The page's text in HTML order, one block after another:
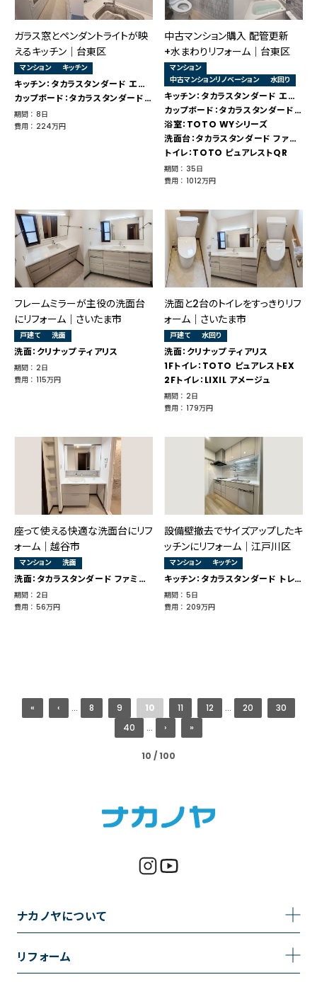
ガラス窓とペンダントライトが映
えるキッチン｜台東区
マンション キッチン
キッチン：タカラスタンダード エーデル
カップボード：タカラスタンダード エーデル
期間 ： 8日
費用 ： 224万円
中古マンション購入 配管更新
+水まわりリフォーム｜台東区
マンション
中古マンションリノベーション
水回り
キッチン：タカラスタンダード エーデル
カップボード：タカラスタンダード エーデル
浴室：TOTO WYシリーズ
洗面台：タカラスタンダード ファミーユ
トイレ：TOTO ピュアレストQR
期間 ： 35日
費用 ： 1012万円
フレームミラーが主役の洗面台
にリフォーム｜さいたま市
戸建て 洗面
洗面：クリナップ ティアリス
期間 ： 2日
費用 ： 115万円
洗面と2台のトイレをすっきりリフ
ォーム｜さいたま市
戸建て 水回り
洗面：クリナップ ティアリス
1Fトイレ：TOTO ピュアレストEX
2Fトイレ：LIXIL アメージュ
期間 ： 2日
費用 ： 179万円
座って使える快適な洗面台にリフ
ォーム｜越谷市
マンション 洗面
洗面：タカラスタンダード ファミーユ
期間 ： 2日
費用 ： 56万円
設備壁撤去でサイズアップしたキ
ッチンにリフォーム｜江戸川区
マンション キッチン
キッチン：タカラスタンダード トレーシア
期間 ： 5日
費用 ： 209万円
10 / 100
« ‹ ... 8 9 10 11 12 ... 20
30
40
... › »
ナカノヤについて
事業内容
リフォーム